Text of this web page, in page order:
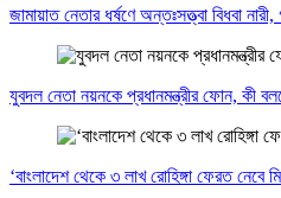
জামায়াত নেতার ধর্ষণে অন্তঃসত্ত্বা বিধবা
যুবদল নেতা নয়নকে প্রধানমন্ত্রীর ফোন, কী
‘বাংলাদেশ থেকে ৩ লাখ রোহিঙ্গা ফেরত নেবে